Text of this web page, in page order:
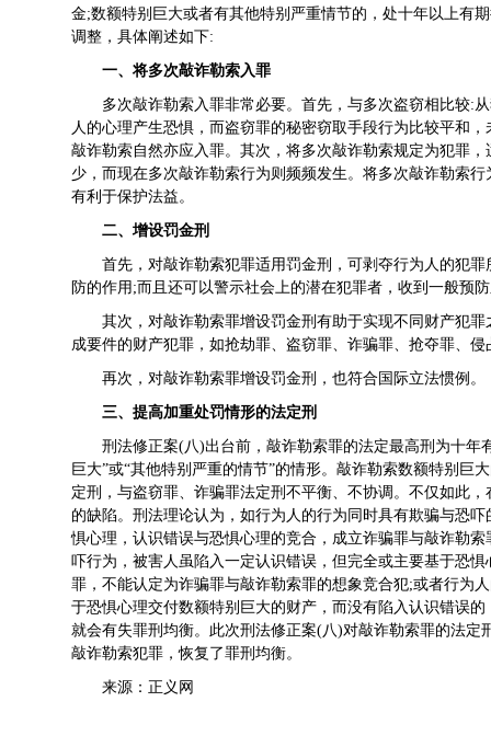
金;数额特别巨大或者有其他特别严重情节的，处十年以上有
调整，具体阐述如下:
一、将多次敲诈勒索入罪
多次敲诈勒索入罪非常必要。首先，与多次盗窃相比较:
人的心理产生恐惧，而盗窃罪的秘密窃取手段行为比较平和
敲诈勒索自然亦应入罪。其次，将多次敲诈勒索规定为犯罪
少，而现在多次敲诈勒索行为则频频发生。将多次敲诈勒索
有利于保护法益。
二、增设罚金刑
首先，对敲诈勒索犯罪适用罚金刑，可剥夺行为人的犯
防的作用;而且还可以警示社会上的潜在犯罪者，收到一般预
其次，对敲诈勒索罪增设罚金刑有助于实现不同财产犯
成要件的财产犯罪，如抢劫罪、盗窃罪、诈骗罪、抢夺罪、
再次，对敲诈勒索罪增设罚金刑，也符合国际立法惯例。
三、提高加重处罚情形的法定刑
刑法修正案(八)出台前，敲诈勒索罪的法定最高刑为十
巨大”或“其他特别严重的情节”的情形。敲诈勒索数额特别巨
定刑，与盗窃罪、诈骗罪法定刑不平衡、不协调。不仅如此
的缺陷。刑法理论认为，如行为人的行为同时具有欺骗与恐
惧心理，认识错误与恐惧心理的竞合，成立诈骗罪与敲诈勒
吓行为，被害人虽陷入一定认识错误，但完全或主要基于恐
罪，不能认定为诈骗罪与敲诈勒索罪的想象竞合犯;或者行为
于恐惧心理交付数额特别巨大的财产，而没有陷入认识错误
就会有失罪刑均衡。此次刑法修正案(八)对敲诈勒索罪的法
敲诈勒索犯罪，恢复了罪刑均衡。
来源：正义网